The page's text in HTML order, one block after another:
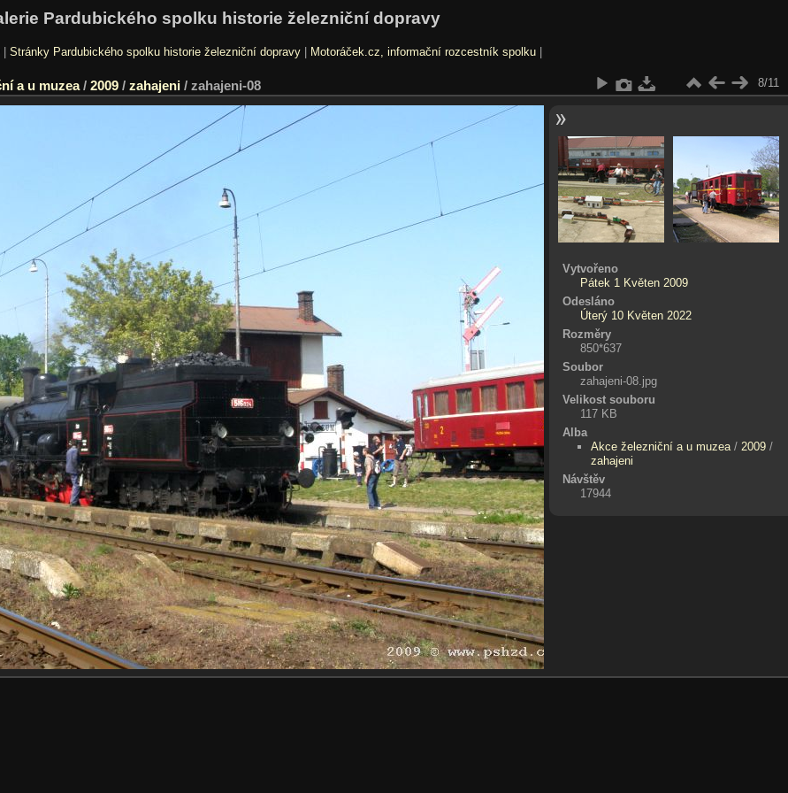
Pardubického spolku historie železniční dopravy
| Stránky Pardubického spolku historie železniční dopravy| Motoráček.cz, informační rozcestník spolku|
a u muzea/ 2009 / zahajeni / zahajeni-08 8/11
Vytvořeno
Pátek 1 Květen 2009
Odesláno
Úterý 10 Květen 2022
Rozměry
850*637
Soubor
zahajeni-08.jpg
Velikost souboru
117 KB
Alba
Akce železniční a u muzea / 2009 /
zahajeni
Návštěv
17944